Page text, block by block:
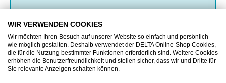
IN DEN WARENKORB
MERKEN
WIR VERWENDEN COOKIES
Wir möchten Ihren Besuch auf unserer Website so einfach und persönlich
wie möglich gestalten. Deshalb verwendet der DELTA Online-Shop Cookies,
die für die Nutzung bestimmter Funktionen erforderlich sind. Weitere Cookies
erhöhen die Benutzerfreundlichkeit und stellen sicher, dass wir und Dritte für
Sie relevante Anzeigen schalten können.